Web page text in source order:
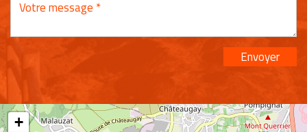
Envoyer
+